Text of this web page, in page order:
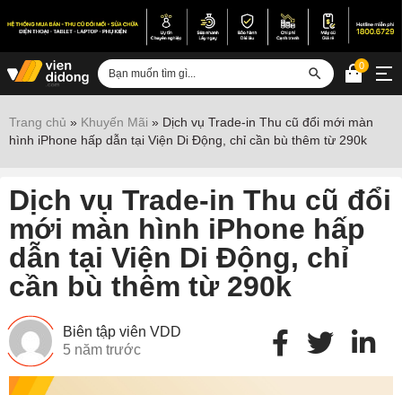
Sửa iPhone
Sửa Vertu
Sửa iPad
Sửa Macbook
Sửa Laptop
Sửa chữa thiết bị khác
Điện thoại
0
Trang chủ » Khuyến Mãi » Dịch vụ Trade-in Thu cũ đổi mới màn
hình iPhone hấp dẫn tại Viện Di Động, chỉ cần bù thêm từ 290k
Dịch vụ Trade-in Thu cũ đổi
mới màn hình iPhone hấp
dẫn tại Viện Di Động, chỉ
cần bù thêm từ 290k
Biên tập viên VDD
5 năm trước